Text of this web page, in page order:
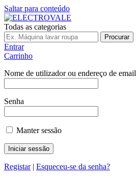
Saltar para conteúdo
Todas as categorias
Procurar
Entrar
Carrinho
Nome de utilizador ou endereço de email
Senha
Manter sessão
Registar| Esqueceu-se da senha?